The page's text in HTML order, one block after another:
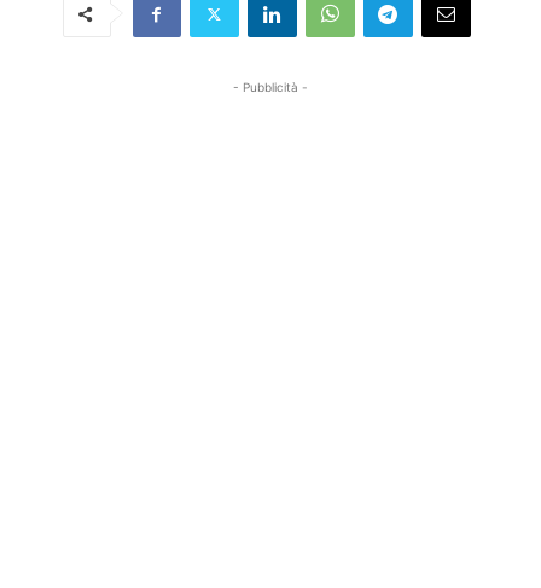
- Pubblicità -